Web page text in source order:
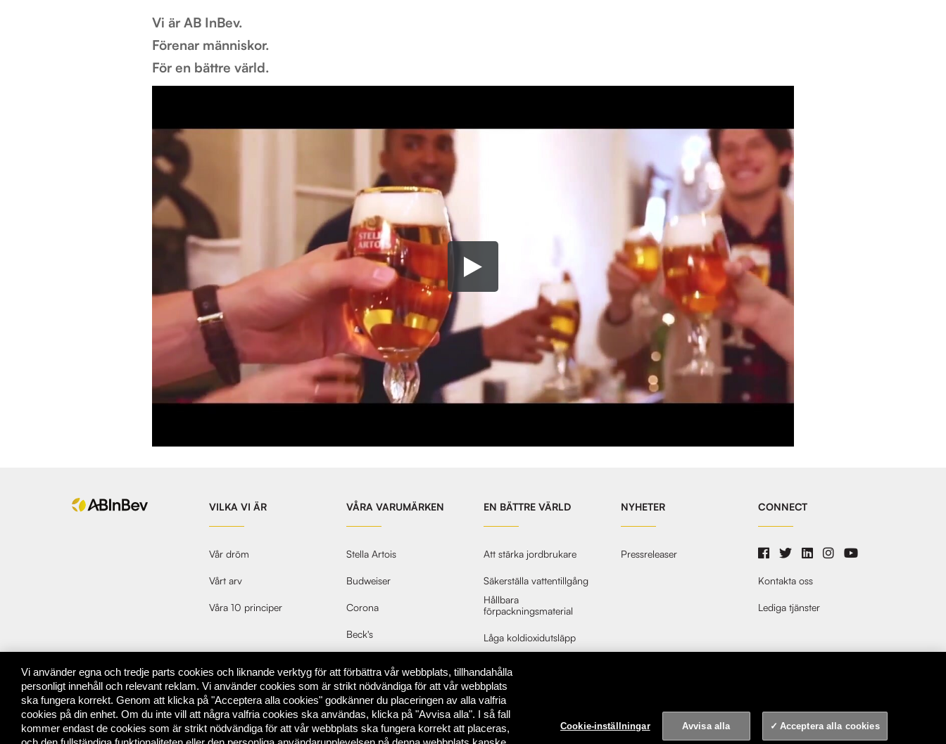
Vi är AB InBev.
Förenar människor.
För en bättre värld.
VILKA VI ÄR
Vår dröm
Vårt arv
Våra 10 principer
VÅRA VARUMÄRKEN
Stella Artois
Budweiser
Corona
Beck's
EN BÄTTRE VÄRLD
Att stärka jordbrukare
Säkerställa vattentillgång
Hållbara
förpackningsmaterial
Låga koldioxidutsläpp
NYHETER
Pressreleaser
CONNECT
Kontakta oss
Lediga tjänster
© 2026 AB InBev Sweden. All rights reserved. Cookie-inställningar
Vi använder egna och tredje parts cookies och liknande verktyg för att förbättra vår webbplats, tillhandahålla
personligt innehåll och relevant reklam. Vi använder cookies som är strikt nödvändiga för att vår webbplats
ska fungera korrekt. Genom att klicka på "Acceptera alla cookies" godkänner du placeringen av alla valfria
cookies på din enhet. Om du inte vill att några valfria cookies ska användas, klicka på "Avvisa alla". I så fall
kommer endast de cookies som är strikt nödvändiga för att vår webbplats ska fungera korrekt att placeras,
Cookie-inställningar Avvisa alla Acceptera alla cookies